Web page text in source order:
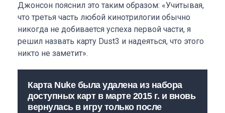
Джонсон пояснил это таким образом: «Учитывая,
что третья часть любой кинотрилогии обычно
никогда не добивается успеха первой части, я
решил назвать карту Dust3 и надеяться, что этого
никто не заметит».
Карта Nuke была удалена из набора
доступных карт в марте 2015 г. и вновь
вернулась в игру только после